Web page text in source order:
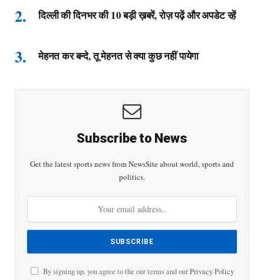
दिल्ली की दिनभर की 10 बड़ी ख़बरें, रोज़ पढ़ें और अपडेट रहें
मेहनत कर बन्दे, तू मेहनत से क्या कुछ नहीं पायेगा
Subscribe to News
Get the latest sports news from NewsSite about world, sports and
politics.
By signing up, you agree to the our terms and ourPrivacy Policy